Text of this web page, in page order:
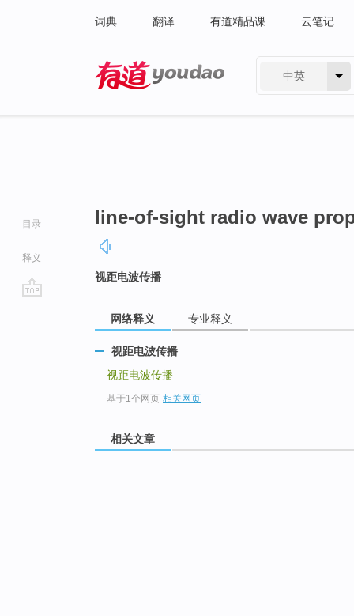
词典 翻译 有道精品课 云笔记
中英
目录
释义
line-of-sight radio wave
视距电波传播
网络释义 专业释义
视距电波传播
视距电波传播
基于1个网页-相关网页
相关文章